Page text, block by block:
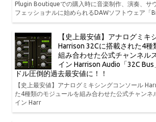
Plugin Boutiqueでの購入時に音楽制作、演奏、サ
フェッショナルに始められるDAWソフトウェア「
【史上最安値】アナログミキ
Harrison 32Cに搭載された4種
組み合わせた公式チャンネル
イン Harrison Audio「32C
ドル圧倒的過去最安値に！！
【史上最安値】アナログミキシングコンソール
た4種類のモジュールを組み合わせた公式チャンネ
イン Harr